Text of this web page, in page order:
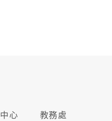
中心
教務處